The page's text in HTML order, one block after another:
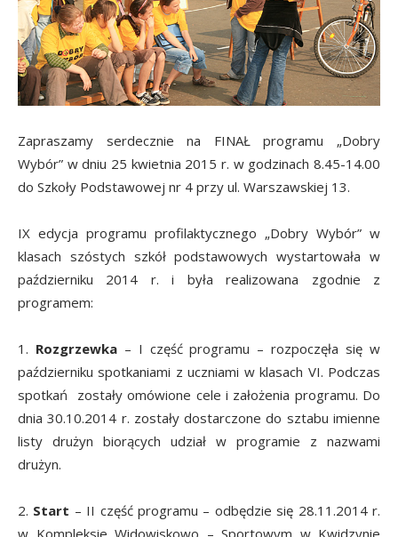
Zapraszamy serdecznie na FINAŁ programu „Dobry
Wybór” w dniu 25 kwietnia 2015 r. w godzinach 8.45-14.00
do Szkoły Podstawowej nr 4 przy ul. Warszawskiej 13.
IX edycja programu profilaktycznego „Dobry Wybór” w
klasach szóstych szkół podstawowych wystartowała w
październiku 2014 r. i była realizowana zgodnie z
programem:
1. Rozgrzewka– I część programu – rozpoczęła się w
październiku spotkaniami z uczniami w klasach VI. Podczas
spotkań zostały omówione cele i założenia programu. Do
dnia 30.10.2014 r. zostały dostarczone do sztabu imienne
listy drużyn biorących udział w programie z nazwami
drużyn.
2. Start – II część programu – odbędzie się 28.11.2014 r.
w Kompleksie Widowiskowo – Sportowym w Kwidzynie